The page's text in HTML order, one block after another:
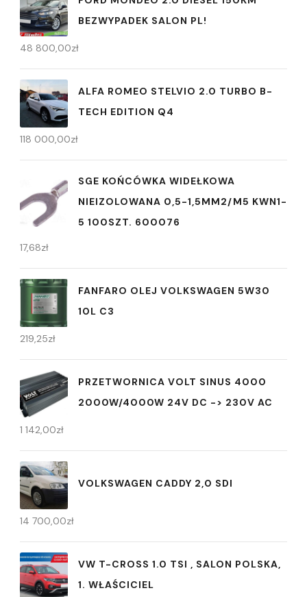
BEZWYPADEK SALON PL!
48 800,00zł
ALFA ROMEO STELVIO 2.0 TURBO B-
TECH EDITION Q4
118 000,00zł
SGE KOŃCÓWKA WIDEŁKOWA
NIEIZOLOWANA 0,5-1,5MM2/M5 KWN1-
5 100SZT. 600076
17,68zł
FANFARO OLEJ VOLKSWAGEN 5W30
10L C3
219,25zł
PRZETWORNICA VOLT SINUS 4000
2000W/4000W 24V DC -> 230V AC
1 142,00zł
VOLKSWAGEN CADDY 2,0 SDI
14 700,00zł
VW T-CROSS 1.0 TSI , SALON POLSKA,
1. WŁAŚCICIEL